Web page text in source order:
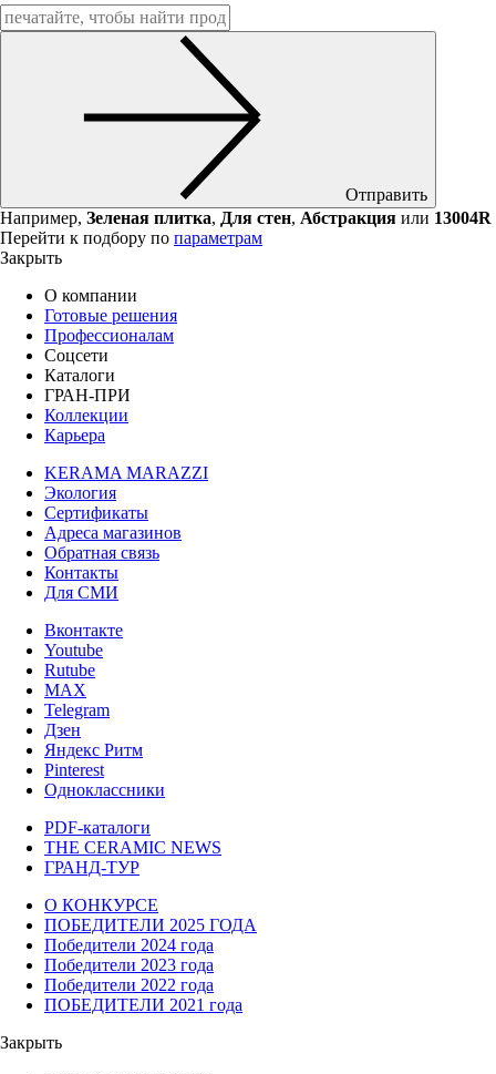
Отправить
Например, Зеленая плитка, Для стен, Абстракция или 13004R
Перейти к подбору по параметрам
Закрыть
О компании
Готовые решения
Профессионалам
Соцсети
Каталоги
ГРАН-ПРИ
Коллекции
Карьера
KERAMA MARAZZI
Экология
Сертификаты
Адреса магазинов
Обратная связь
Контакты
Для СМИ
Вконтакте
Youtube
Rutube
MAX
Telegram
Дзен
Яндекс Ритм
Pinterest
Одноклассники
PDF-каталоги
THE CERAMIC NEWS
ГРАНД-ТУР
О КОНКУРСЕ
ПОБЕДИТЕЛИ 2025 ГОДА
Победители 2024 года
Победители 2023 года
Победители 2022 года
ПОБЕДИТЕЛИ 2021 года
Закрыть